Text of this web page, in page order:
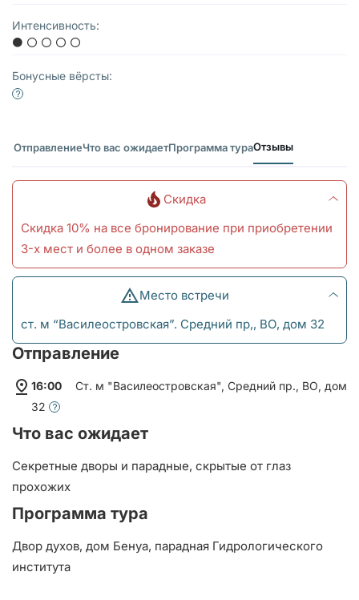
Интенсивность:
Бонусные вёрсты:
ОтправлениеЧто вас ожидаетПрограмма тураОтзывы
Скидка
Скидка 10% на все бронирование при приобретении
3-х мест и более в одном заказе
Место встречи
ст. м “Василеостровская”. Средний пр,, ВО, дом 32
Отправление
16:00
Ст. м "Василеостровская", Средний пр., ВО, дом
32
Что вас ожидает
Секретные дворы и парадные, скрытые от глаз
прохожих
Программа тура
Двор духов, дом Бенуа, парадная Гидрологического
института